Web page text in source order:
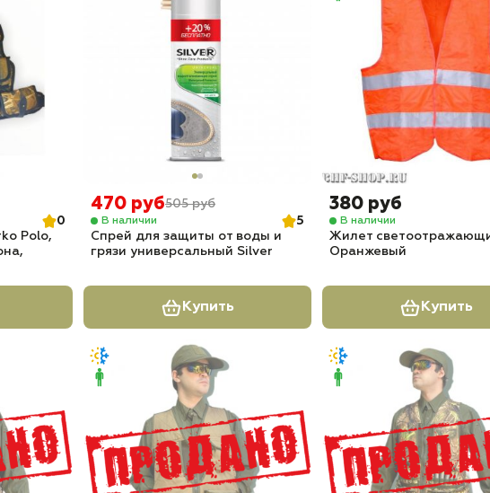
0
Polo,
470 руб505 руб
В наличии
5
Спрей для защиты от воды и
грязи универсальный Silver
Купить
380 руб
В наличии
Жилет
Оранжевый
Купить